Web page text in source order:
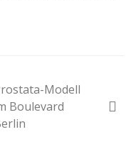
Modell
Boulevard